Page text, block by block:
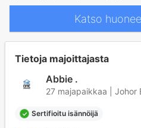
Katso
Tietoja majoittajasta
Abbie .
27 majapaikkaa | Johor
Sertifioitu isännöijä